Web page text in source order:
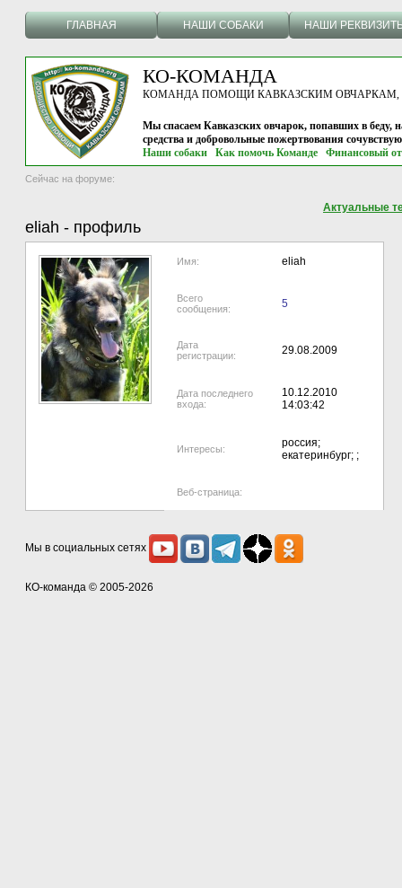
ГЛАВНАЯ НАШИ СОБАКИ НАШИ
КО-КОМАНДА
КОМАНДА ПОМОЩИ КАВКАЗСКИМ ОВЧАРКАМ, г.
Мы спасаем Кавказских овчарок, попавших в беду,
средства и добровольные пожертвования
Наши собаки
Как помочь Команде Финансовый
Сейчас на форуме:
Актуальные
eliah - профиль
Имя: eliah
Всего
сообщения:
5
Дата
регистрации:
29.08.2009
Дата последнего
входа:
10.12.2010
14:03:42
Интересы:
россия;
екатеринбург; ;
Веб-страница:
Мы в социальных сетях
КО-команда © 2005-2026